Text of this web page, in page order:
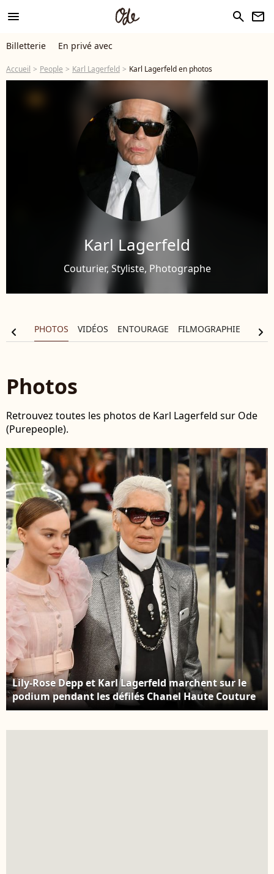
menu search newsletter
Billetterie En privé avec
Accueil People Karl Lagerfeld Karl Lagerfeld en photos
Karl Lagerfeld
Couturier, Styliste, Photographe
PHOTOS VIDÉOS ENTOURAGE FILMOGRAPHIE
chevron_left chevron_right
Photos
Retrouvez toutes les photos de Karl Lagerfeld sur Ode
(Purepeople).
Lily-Rose Depp et Karl Lagerfeld marchent sur le
podium pendant les défilés Chanel Haute Couture
printemps-été 2017 dans le cadre de la semaine de